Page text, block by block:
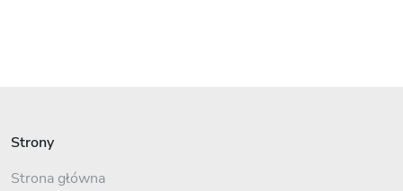
Strony
Strona główna